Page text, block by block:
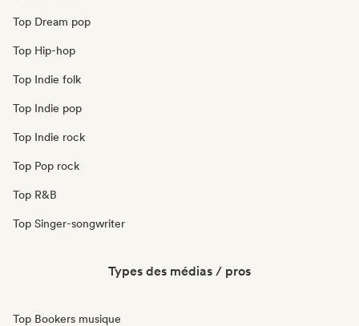
Top Dream pop
Top Hip-hop
Top Indie folk
Top Indie pop
Top Indie rock
Top Pop rock
Top R&B
Top Singer-songwriter
Types des médias / pros
Top Bookers musique